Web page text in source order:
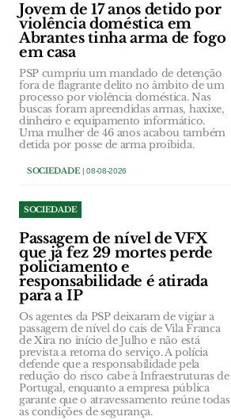
Jovem de 17 anos detido por
violência doméstica em
Abrantes tinha arma de fogo
em casa
PSP cumpriu um mandado de detenção
fora de flagrante delito no âmbito de um
processo por violência doméstica. Nas
buscas foram apreendidas armas, haxixe,
dinheiro e equipamento informático.
Uma mulher de 46 anos acabou também
detida por posse de arma proibida.
SOCIEDADE| 08-08-2026
SOCIEDADE
Passagem de nível de VFX
que já fez 29 mortes perde
policiamento e
responsabilidade é atirada
para a IP
Os agentes da PSP deixaram de vigiar a
passagem de nível do cais de Vila Franca
de Xira no início de Julho e não está
prevista a retoma do serviço. A polícia
defende que a responsabilidade pela
redução do risco cabe à Infraestruturas de
Portugal, enquanto a empresa pública
garante que o atravessamento reúne todas
as condições de segurança.